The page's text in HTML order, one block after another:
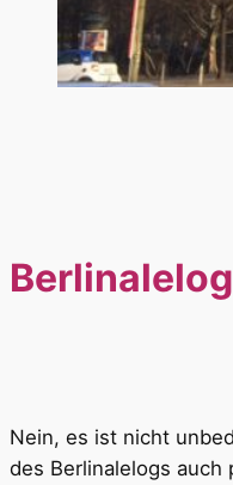
Nein, es ist nicht
des Berlinalelogs